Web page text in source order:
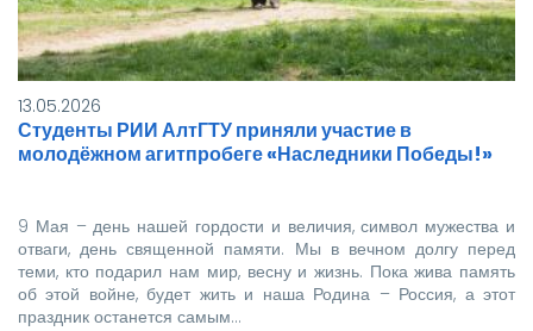
13.05.2026
Студенты РИИ АлтГТУ приняли участие в
молодёжном агитпробеге «Наследники Победы!»
9 Мая – день нашей гордости и величия, символ мужества и
отваги, день священной памяти. Мы в вечном долгу перед
теми, кто подарил нам мир, весну и жизнь. Пока жива память
об этой войне, будет жить и наша Родина – Россия, а этот
праздник останется самым…